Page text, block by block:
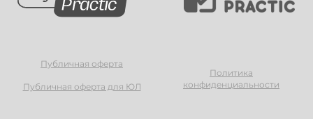
Публичная оферта
Публичная оферта для ЮЛ
Политика
конфиденциальности